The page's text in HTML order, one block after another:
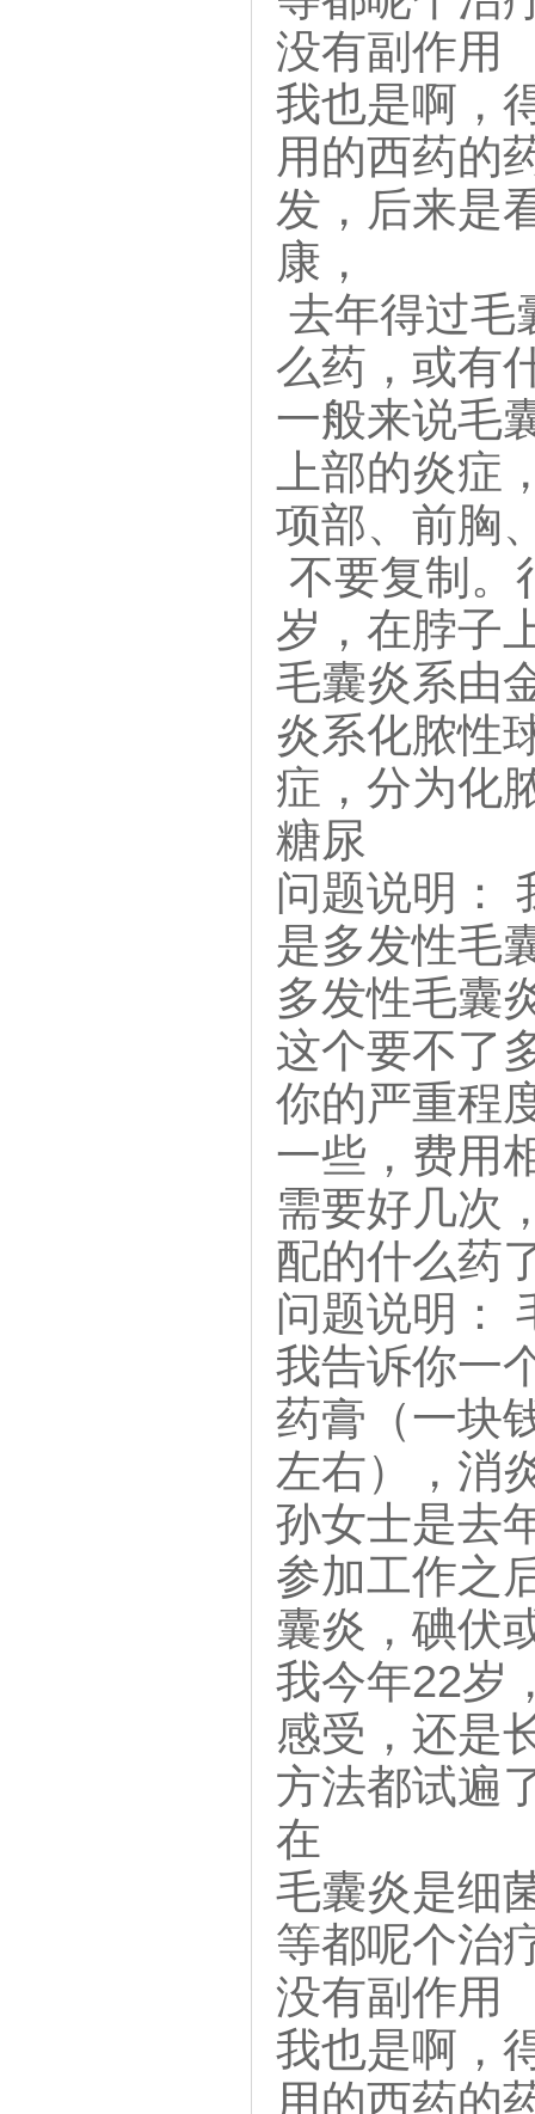
没有副作用
我也是啊，
用的西药的
发，后来是
康，
去年得过毛
么药，或有
一般来说毛
上部的炎
项部、前胸
不要复制。
岁，在脖子
毛囊炎系由
炎系化脓性
症，分为化
糖尿
问题说明：
是多发性毛
多发性毛囊
这个要不了
你的严重程
一些，费用
需要好几次
配的什么药
问题说明：
我告诉你一
药膏（一块
左右），消
孙女士是去
参加工作之
囊炎，碘伏
我今年22岁
感受，还是
方法都试遍
在
毛囊炎是细
等都呢个治
没有副作用
我也是啊，
用的西药的